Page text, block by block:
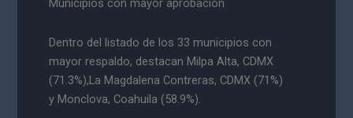
Municipios con mayor aprobación
Dentro del listado de los 33 municipios con
mayor respaldo, destacan Milpa Alta, CDMX
(71.3%),La Magdalena Contreras, CDMX (71%)
y Monclova, Coahuila (58.9%).